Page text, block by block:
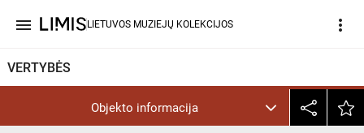
menu LIETUVOS MUZIEJŲ KOLEKCIJOS more_vert
VERTYBĖS
Objekto informacija